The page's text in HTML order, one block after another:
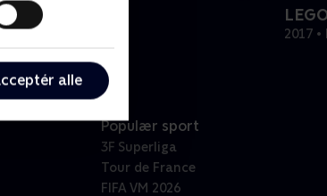
alle
2
t. 47 min 2017
Populær sport
3F Superliga
Tour de France
FIFA VM 2026